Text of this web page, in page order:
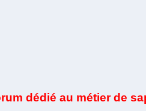
dédié au métier de